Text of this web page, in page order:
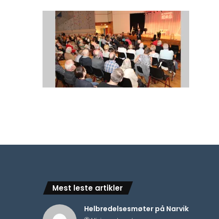
Mest leste artikler
Helbredelsesmøter på Narvik